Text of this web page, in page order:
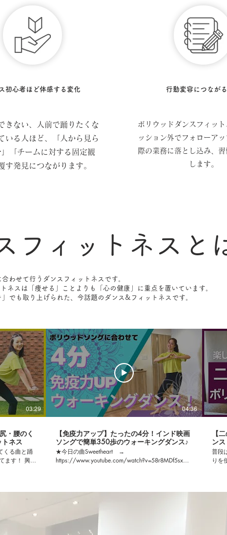
初心者ほど体感する変化
きない、人前で踊りたくな
いる人ほど、「人から見ら
「チームに対する固定観
す発見につながります。
行動変容につなが
ボリウッドダンスフィッ
ッション外でフォローア
際の業務に落とし込み、
します。
フィットネスと
わせて行うダンスフィットネスです。
ネスは「痩せる」ことよりも「心の健康」に重点を置いています。
でも 取り上げられた、今話題のダンス&フィットネスです。
03:29
・腰のく
ネス
くる曲と踊
ます！ 興味
Twitter:
と、 そして
とを、 ボリ
04:36
【免疫力アップ】たったの4分！インド映画
ソングで簡単350歩のウォーキングダンス♪
★今日の曲Sweetheart →
https://www.youtube.com/watch?v=58r8MDf5sxQ
こからでも参加できる！ ♪ 自分の姿をカメラ
で映さなくていいので、人目を気にしなくても
OK。 ♪ もしカメラを映してくださったら、最
後にフィットネス動画撮影もするので、後から自分
【
ンス
普段
りを
唯